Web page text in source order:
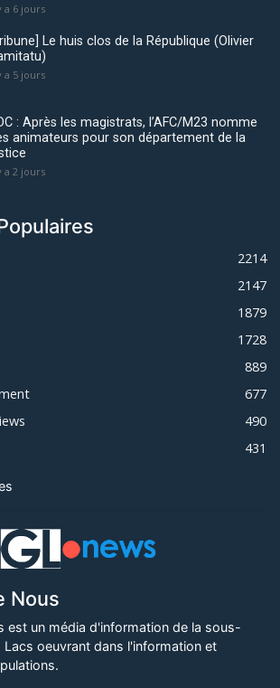
a 6 jours
Le huis clos de la République (Olivier
a 5 jours
: Après les magistrats, l’AFC/M23 nomme
animateurs pour son département de la
a 2 jours
2214
2147
1879
1728
889
677
490
431
Nous
est un média d'information de la sous-
Lacs oeuvrant dans l'information et